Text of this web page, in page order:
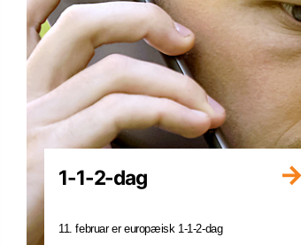
1-1-2-dag
11. februar er europæisk 1-1-2-dag